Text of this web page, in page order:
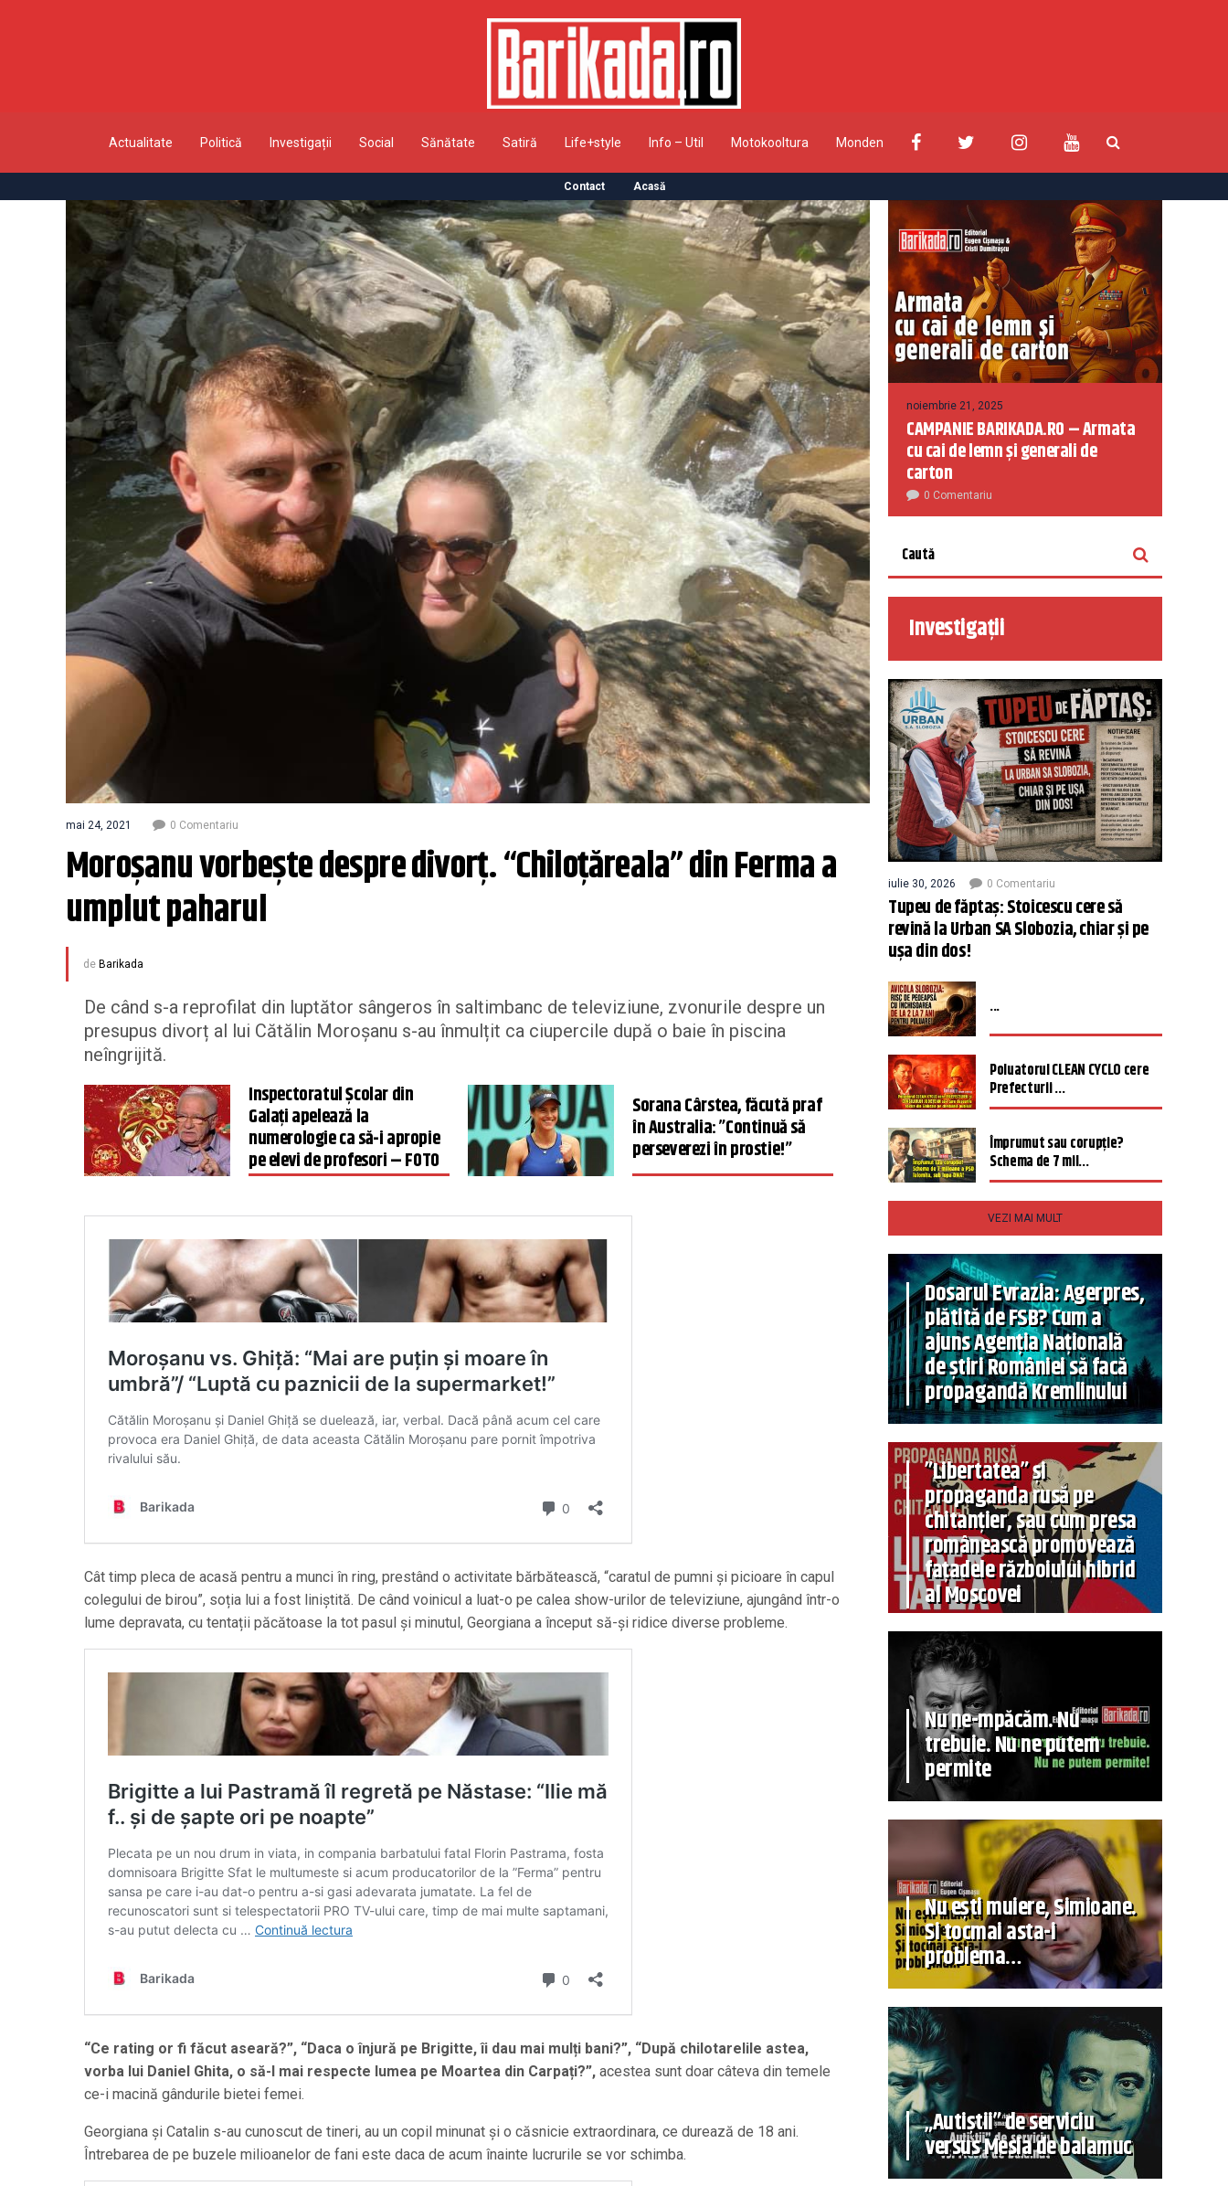
Actualitate Politică Investigații Social Sănătate Satiră Life+style Info – Util Motokooltura Monden
Contact Acasă
mai 24, 2021 0 Comentariu
Moroşanu vorbeşte despre divorţ. “Chiloţăreala” din Ferma a
umplut paharul
de Barikada
De când s-a reprofilat din luptător sângeros în saltimbanc de televiziune, zvonurile despre un
presupus divorț al lui Cătălin Moroșanu s-au înmulțit ca ciupercile după o baie în piscina
neîngrijită.
Inspectoratul Şcolar din
Galaţi apelează la
numerologie ca să-i apropie
pe elevi de profesori – FOTO
Sorana Cârstea, făcută praf
în Australia: ”Continuă să
perseverezi în prostie!”
Cât timp pleca de acasă pentru a munci în ring, prestând o activitate bărbătească, “caratul de pumni și picioare în capul
colegului de birou”, soția lui a fost liniștită. De când voinicul a luat-o pe calea show-urilor de televiziune, ajungând într-o
lume depravata, cu tentații păcătoase la tot pasul și minutul, Georgiana a început să-și ridice diverse probleme.
“Ce rating or fi făcut aseară?”, “Daca o înjură pe Brigitte, îi dau mai mulți bani?”, “După chilotarelile astea,
vorba lui Daniel Ghita, o să-l mai respecte lumea pe Moartea din Carpați?”, acestea sunt doar câteva din temele
ce-i macină gândurile bietei femei.
Georgiana și Catalin s-au cunoscut de tineri, au un copil minunat și o căsnicie extraordinara, ce durează de 18 ani.
Întrebarea de pe buzele milioanelor de fani este daca de acum înainte lucrurile se vor schimba.
noiembrie 21, 2025
CAMPANIE BARIKADA.RO – Armata
cu cai de lemn și generali de
carton
0 Comentariu
Investigații
iulie 30, 2026 0 Comentariu
Tupeu de făptaș: Stoicescu cere să
revină la Urban SA Slobozia, chiar și pe
ușa din dos!
...
Poluatorul CLEAN CYCLO cere
Prefecturii ...
Împrumut sau corupție?
Schema de 7 mil...
VEZI MAI MULT
Dosarul Evrazia: Agerpres,
plătită de FSB? Cum a
ajuns Agenția Națională
de știri României să facă
propagandă Kremlinului
”Libertatea” și
propaganda rusă pe
chitanțier, sau cum presa
românească promovează
fațadele războiului hibrid
al Moscovei
Nu ne-mpăcăm. Nu
trebuie. Nu ne putem
permite
Nu ești muiere, Simioane.
Și tocmai asta-i
problema…
„Autiștii” de serviciu
versus Mesia de balamuc